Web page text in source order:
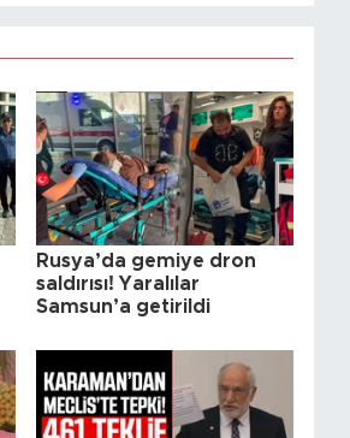
Rusya’da gemiye dron
saldırısı! Yaralılar
Samsun’a getirildi